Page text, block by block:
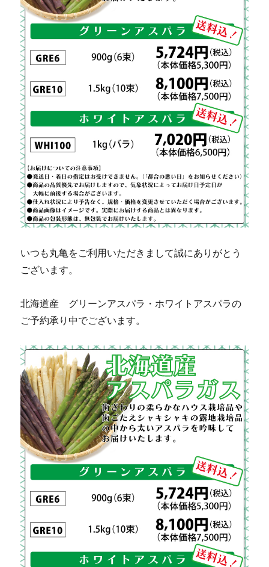
いつも丸亀をご利用いただきまして誠にありがとう
ございます。
北海道産 グリーンアスパラ・ホワイトアスパラの
ご予約承り中でございます。